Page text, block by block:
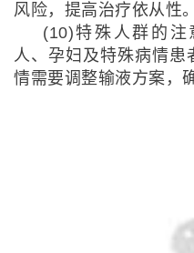
风险，提高治疗依从性。
(10)特殊人群的
人、孕妇及特殊病情患
情需要调整输液方案，